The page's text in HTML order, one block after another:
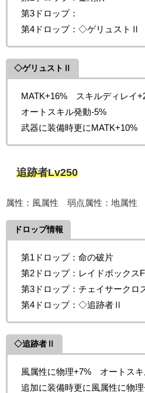
第3ドロップ：
第4ドロップ：◇ゲリュストⅡ
◇ゲリュストⅡ
MATK+16% スキルディレイ
オートスキル発動-5%
武器に装備時更にMATK+10%
追跡者Lv250
属性：風属性 弱点属性：地属性
ドロップ情報
第1ドロップ：命の破片
第2ドロップ：レイドボックスF
第3ドロップ：チェイサークロ
第4ドロップ：◇追跡者Ⅱ
◇追跡者Ⅱ
風属性に物理+7% オートスキ
追加に装備時更に風属性に物理